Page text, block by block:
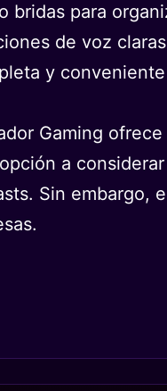
para
de voz
y
Gaming
a
Sin embargo,